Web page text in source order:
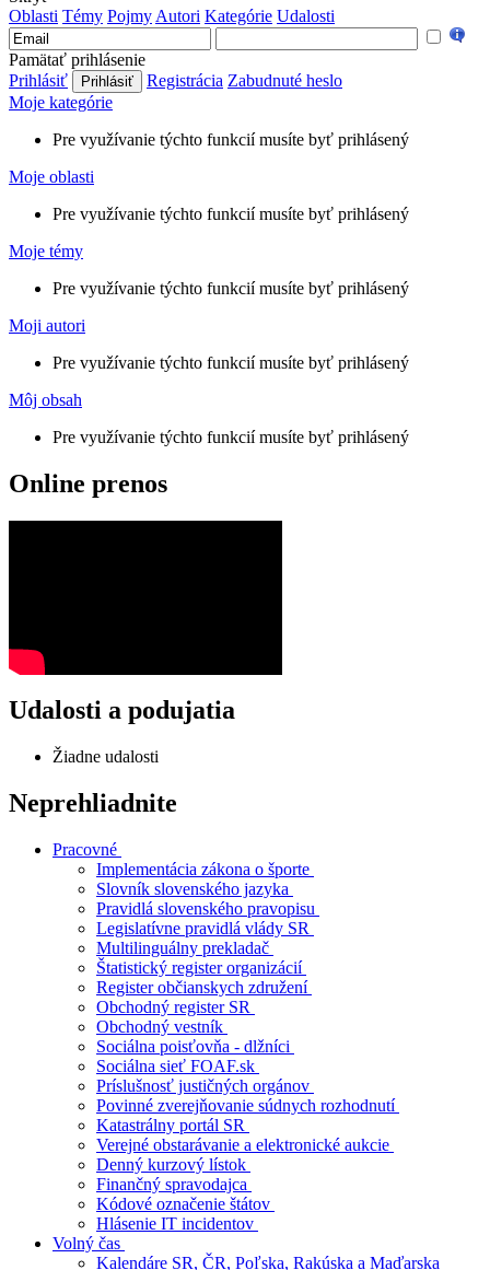
Oblasti Témy Pojmy Autori Kategórie Udalosti
Pamätať prihlásenie
Prihlásiť
Registrácia Zabudnuté heslo
Moje kategórie
Pre využívanie týchto funkcií musíte byť prihlásený
Moje oblasti
Pre využívanie týchto funkcií musíte byť prihlásený
Moje témy
Pre využívanie týchto funkcií musíte byť prihlásený
Moji autori
Pre využívanie týchto funkcií musíte byť prihlásený
Môj obsah
Pre využívanie týchto funkcií musíte byť prihlásený
Online prenos
Udalosti a podujatia
Žiadne udalosti
Neprehliadnite
Pracovné
Implementácia zákona o športe
Slovník slovenského jazyka
Pravidlá slovenského pravopisu
Legislatívne pravidlá vlády SR
Multilinguálny prekladač
Štatistický register organizácií
Register občianskych združení
Obchodný register SR
Obchodný vestník
Sociálna poisťovňa - dlžníci
Sociálna sieť FOAF.sk
Príslušnosť justičných orgánov
Povinné zverejňovanie súdnych rozhodnutí
Katastrálny portál SR
Verejné obstarávanie a elektronické aukcie
Denný kurzový lístok
Finančný spravodajca
Kódové označenie štátov
Hlásenie IT incidentov
Volný čas
Kalendáre SR, ČR, Poľska, Rakúska a Maďarska